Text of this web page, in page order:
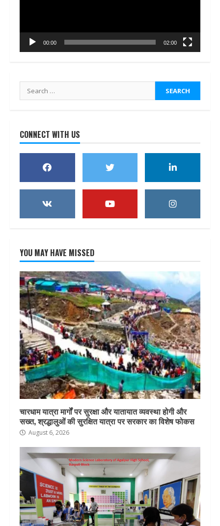
00:00 02:00
Search
for:
CONNECT WITH US
YOU MAY HAVE MISSED
चारधाम यात्रा मार्गों पर सुरक्षा और यातायात व्यवस्था होगी और
सख्त, श्रद्धालुओं की सुरक्षित यात्रा पर सरकार का विशेष फोकस
August 6, 2026